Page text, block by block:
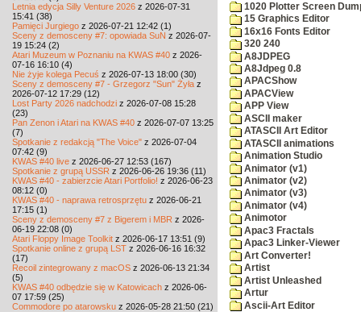
Letnia edycja Silly Venture 2026 z 2026-07-31
15:41 (38)
Pamięci Jurgiego z 2026-07-21 12:42 (1)
Sceny z demosceny #7: opowiada SuN z 2026-07-
19 15:24 (2)
Atari Muzeum w Poznaniu na KWAS #40 z 2026-
07-16 16:10 (4)
Nie żyje kolega Pecuś z 2026-07-13 18:00 (30)
Sceny z demosceny #7 - Grzegorz "Sun" Żyła z
2026-07-12 17:29 (12)
Lost Party 2026 nadchodzi z 2026-07-08 15:28
(23)
Pan Zenon i Atari na KWAS #40 z 2026-07-07 13:25
(7)
Spotkanie z redakcją "The Voice" z 2026-07-04
07:42 (9)
KWAS #40 live z 2026-06-27 12:53 (167)
Spotkanie z grupą USSR z 2026-06-26 19:36 (11)
KWAS #40 - zabierzcie Atari Portfolio! z 2026-06-23
08:12 (0)
KWAS #40 - naprawa retrosprzętu z 2026-06-21
17:15 (1)
Sceny z demosceny #7 z Bigerem i MBR z 2026-
06-19 22:08 (0)
Atari Floppy Image Toolkit z 2026-06-17 13:51 (9)
Spotkanie online z grupą LST z 2026-06-16 16:32
(17)
Recoil zintegrowany z macOS z 2026-06-13 21:34
(5)
KWAS #40 odbędzie się w Katowicach z 2026-06-
07 17:59 (25)
Commodore po atarowsku z 2026-05-28 21:50 (21)
1020 Plotter Screen
15 Graphics Editor
16x16 Fonts Editor
320 240
A8JDPEG
A8Jdpeg 0.8
APACShow
APACView
APP View
ASCII maker
ATASCII Art Editor
ATASCII animations
Animation Studio
Animator (v1)
Animator (v2)
Animator (v3)
Animator (v4)
Animotor
Apac3 Fractals
Apac3 Linker-Viewer
Art Converter!
Artist
Artist Unleashed
Artur
Ascii-Art Editor